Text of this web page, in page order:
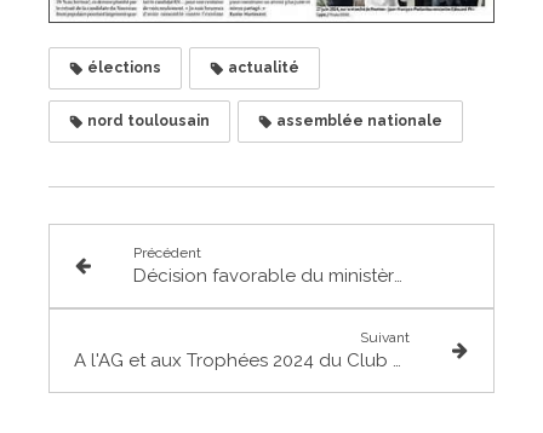
élections actualité
nord toulousain assemblée nationale
Précédent
Décision favorable du ministère suite à mon intervention sur l'amélioration des critères de reconnaissance de l'état sécheresse et de l'indemnisation des sinistrés
Suivant
A l'AG et aux Trophées 2024 du Club des Entreprises du Frontonnais